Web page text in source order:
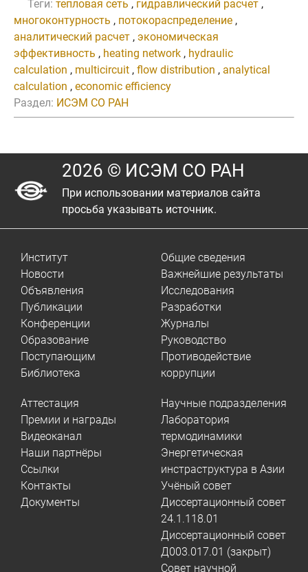
Теги: тепловая сеть , гидравлический расчет ,
многоконтурность , потокораспределение ,
аналитический расчет , экономическая
эффективность , heating network , hydraulic
calculation , multicircuit , flow distribution , analytical
calculation , economic efficiency
Раздел: ИСЭМ СО РАН
2026 © ИСЭМ СО РАН
При использовании материалов сайта
просьба указывать источник.
Институт
Новости
Объявления
Публикации
Конференции
Образование
Поступающим
Библиотека
Общие сведения
Важнейшие результаты
Исследования
Разработки
Журналы
Руководство
Противодействие
коррупции
Аттестация
Премии и награды
Видеоканал
Наши партнёры
Ссылки
Контакты
Документы
Научные подразделения
Лаборатория
термодинамики
Энергетическая
инстраструктура в Азии
Учёный совет
Диссертационный совет
24.1.118.01
Диссертационный совет
Д003.017.01 (закрыт)
Совет научной